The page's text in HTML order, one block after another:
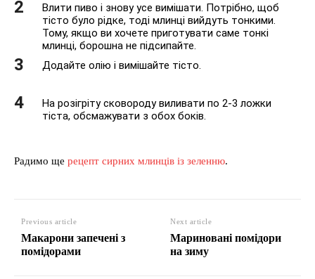
Влити пиво і знову усе вимішати. Потрібно, щоб
тісто було рідке, тоді млинці вийдуть тонкими.
Тому, якщо ви хочете приготувати саме тонкі
млинці, борошна не підсипайте.
Додайте олію і вимішайте тісто.
На розігріту сковороду виливати по 2-3 ложки
тіста, обсмажувати з обох боків.
Радимо ще рецепт сирних млинців із зеленню.
Previous article
Макарони запечені з
помідорами
Next article
Мариновані помідори
на зиму